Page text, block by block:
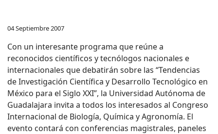
04 Septiembre 2007
Con un interesante programa que reúne a
reconocidos científicos y tecnólogos nacionales e
internacionales que debatirán sobre las “Tendencias
de Investigación Científica y Desarrollo Tecnológico en
México para el Siglo XXI”, la Universidad Autónoma de
Guadalajara invita a todos los interesados al Congreso
Internacional de Biología, Química y Agronomía. El
evento contará con conferencias magistrales, paneles